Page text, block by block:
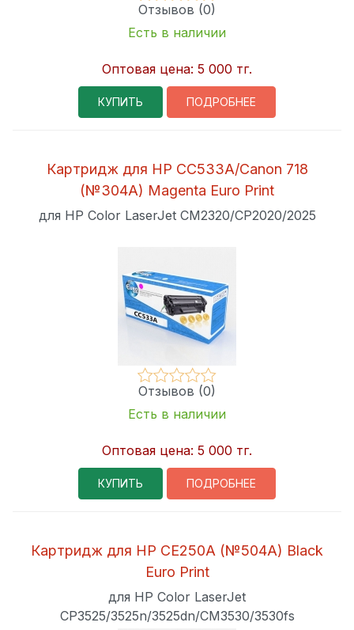
Отзывов (0)
Есть в наличии
Оптовая цена: 5 000 тг.
КУПИТЬ ПОДРОБНЕЕ
Картридж для HP CC533A/Canon 718
(№304A) Magenta Euro Print
для HP Color LaserJet CM2320/CP2020/2025
Отзывов (0)
Есть в наличии
Оптовая цена: 5 000 тг.
КУПИТЬ ПОДРОБНЕЕ
Картридж для HP CE250A (№504A) Black
Euro Print
для HP Color LaserJet
CP3525/3525n/3525dn/CM3530/3530fs